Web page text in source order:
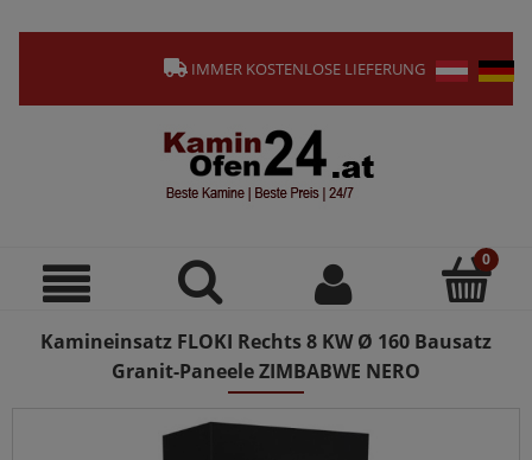
IMMER KOSTENLOSE LIEFERUNG
Kamineinsatz FLOKI Rechts 8 KW Ø 160 Bausatz
Granit-Paneele ZIMBABWE NERO